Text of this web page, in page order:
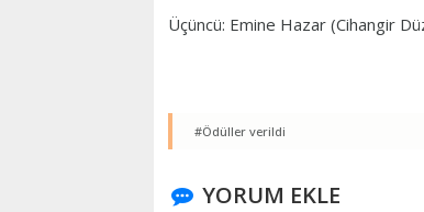
Üçüncü: Emine Hazar (Cihangir
#Ödüller verildi
YORUM EKLE